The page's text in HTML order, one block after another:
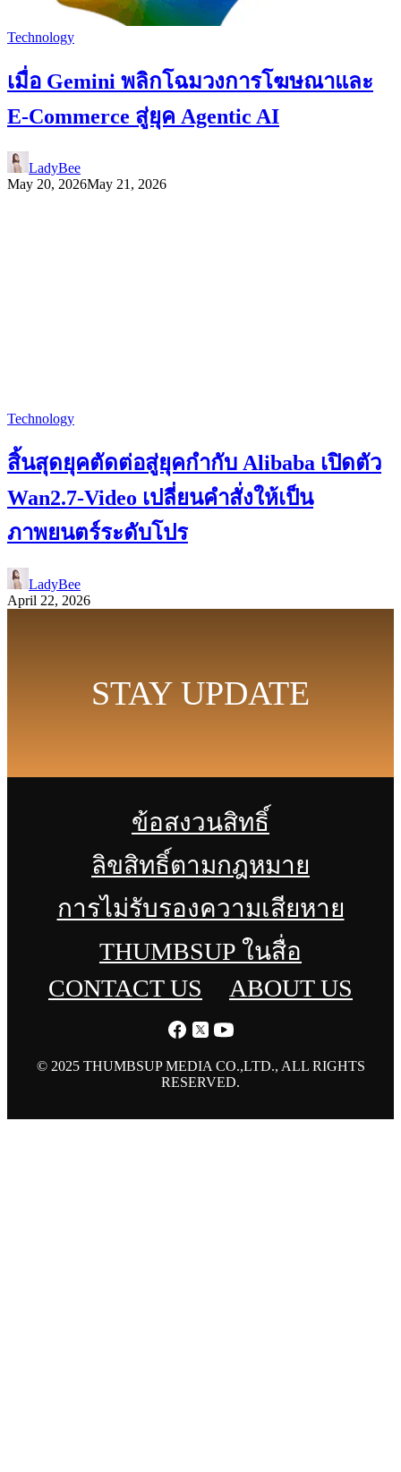
Technology
เมื่อ Gemini พลิกโฉมวงการโฆษณาและ
E-Commerce สู่ยุค Agentic AI
LadyBee
May 20, 2026May 21, 2026
Technology
สิ้นสุดยุคตัดต่อสู่ยุคกำกับ Alibaba เปิดตัว
Wan2.7-Video เปลี่ยนคำสั่งให้เป็น
ภาพยนตร์ระดับโปร
LadyBee
April 22, 2026
STAY UPDATE
ข้อสงวนสิทธิ์
ลิขสิทธิ์ตามกฎหมาย
การไม่รับรองความเสียหาย
THUMBSUP ในสื่อ
CONTACT US
ABOUT US
© 2025 THUMBSUP MEDIA CO.,LTD., ALL RIGHTS
RESERVED.